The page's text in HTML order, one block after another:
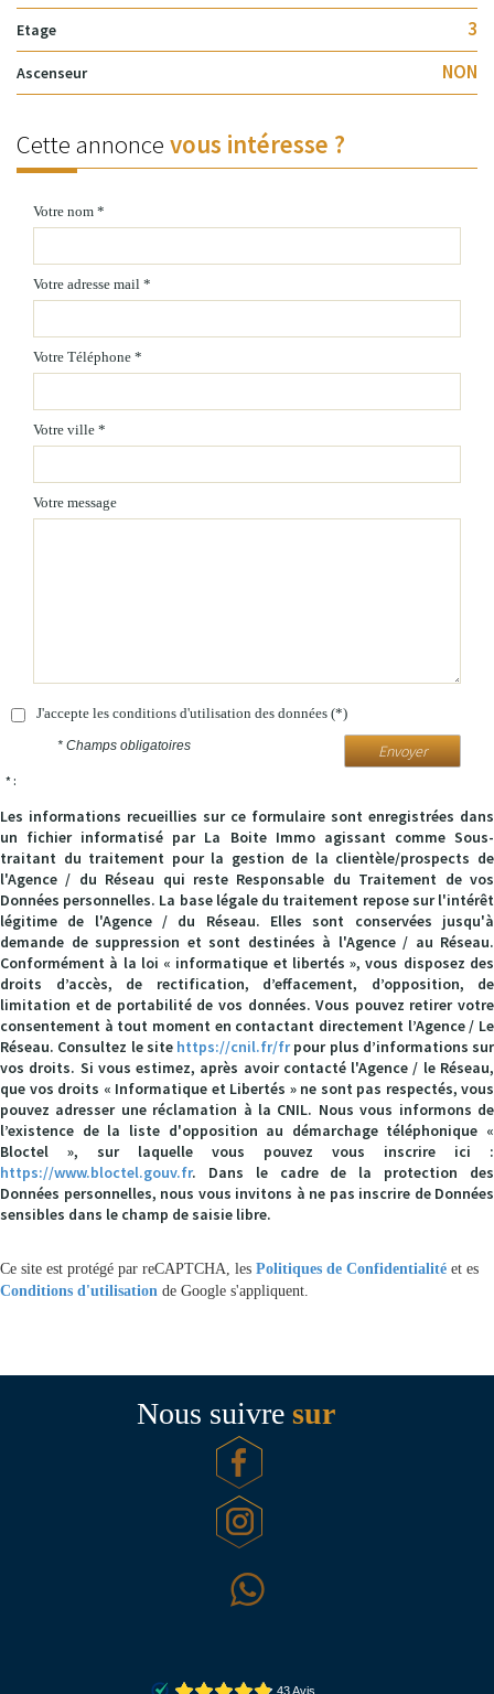
Etage 3
Ascenseur NON
Cette annonce vous intéresse ?
Votre nom *
Votre adresse mail *
Votre Téléphone *
Votre ville *
Votre message
J'accepte les conditions d'utilisation des données (*)
Envoyer
* Champs obligatoires
* :
Les informations recueillies sur ce formulaire sont enregistrées dans
un fichier informatisé par La Boite Immo agissant comme Sous-
traitant du traitement pour la gestion de la clientèle/prospects de
l'Agence / du Réseau qui reste Responsable du Traitement de vos
Données personnelles. La base légale du traitement repose sur l'intérêt
légitime de l'Agence / du Réseau. Elles sont conservées jusqu'à
demande de suppression et sont destinées à l'Agence / au Réseau.
Conformément à la loi « informatique et libertés », vous disposez des
droits d’accès, de rectification, d’effacement, d’opposition, de
limitation et de portabilité de vos données. Vous pouvez retirer votre
consentement à tout moment en contactant directement l’Agence / Le
Réseau. Consultez le site https://cnil.fr/frpour plus d’informations sur
vos droits. Si vous estimez, après avoir contacté l'Agence / le Réseau,
que vos droits « Informatique et Libertés » ne sont pas respectés, vous
pouvez adresser une réclamation à la CNIL. Nous vous informons de
l’existence de la liste d'opposition au démarchage téléphonique «
Bloctel », sur laquelle vous pouvez vous inscrire ici :
https://www.bloctel.gouv.fr. Dans le cadre de la protection des
Données personnelles, nous vous invitons à ne pas inscrire de Données
sensibles dans le champ de saisie libre.
Ce site est protégé par reCAPTCHA, les Politiques de Confidentialité et es
Conditions d'utilisation de Google s'appliquent.
Nous suivre sur